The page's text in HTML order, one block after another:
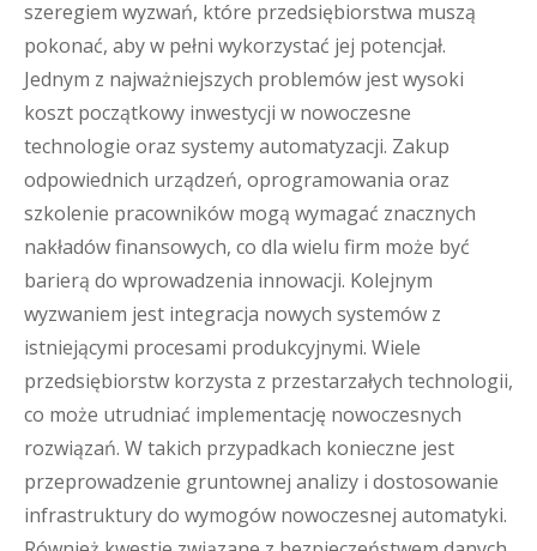
szeregiem wyzwań, które przedsiębiorstwa muszą
pokonać, aby w pełni wykorzystać jej potencjał.
Jednym z najważniejszych problemów jest wysoki
koszt początkowy inwestycji w nowoczesne
technologie oraz systemy automatyzacji. Zakup
odpowiednich urządzeń, oprogramowania oraz
szkolenie pracowników mogą wymagać znacznych
nakładów finansowych, co dla wielu firm może być
barierą do wprowadzenia innowacji. Kolejnym
wyzwaniem jest integracja nowych systemów z
istniejącymi procesami produkcyjnymi. Wiele
przedsiębiorstw korzysta z przestarzałych technologii,
co może utrudniać implementację nowoczesnych
rozwiązań. W takich przypadkach konieczne jest
przeprowadzenie gruntownej analizy i dostosowanie
infrastruktury do wymogów nowoczesnej automatyki.